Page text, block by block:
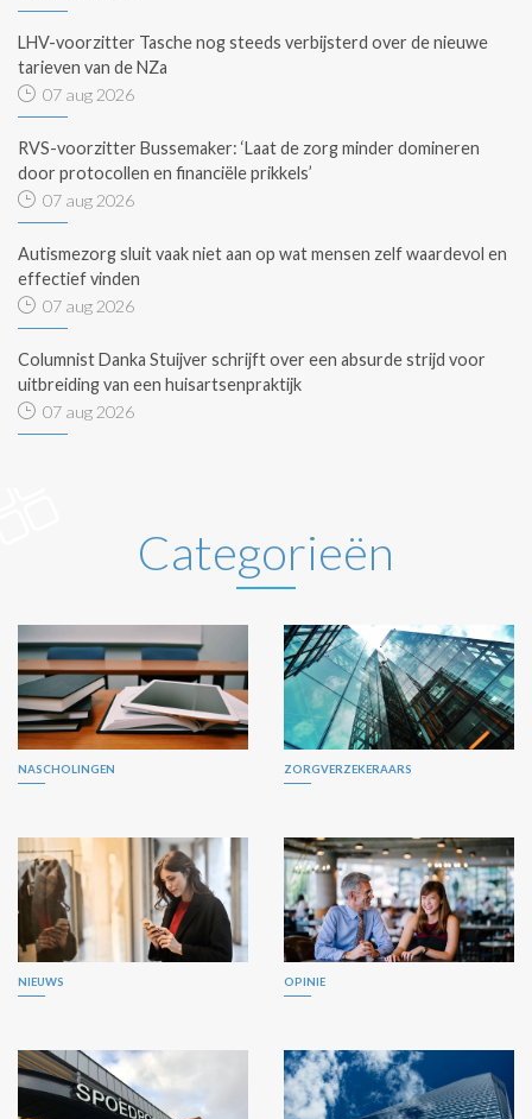
LHV-voorzitter Tasche nog steeds verbijsterd over de nieuwe
tarieven van de NZa
07 aug 2026
RVS-voorzitter Bussemaker: ‘Laat de zorg minder domineren
door protocollen en financiële prikkels’
07 aug 2026
Autismezorg sluit vaak niet aan op wat mensen zelf waardevol en
effectief vinden
07 aug 2026
Columnist Danka Stuijver schrijft over een absurde strijd voor
uitbreiding van een huisartsenpraktijk
07 aug 2026
Categorieën
NASCHOLINGEN ZORGVERZEKERAARS
NIEUWS OPINIE